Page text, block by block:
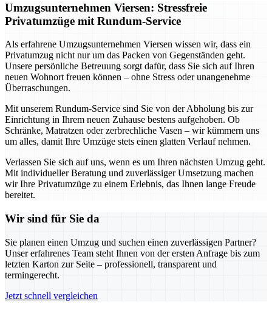
Umzugsunternehmen Viersen: Stressfreie
Privatumzüge mit Rundum-Service
Als erfahrene Umzugsunternehmen Viersen wissen wir, dass ein
Privatumzug nicht nur um das Packen von Gegenständen geht.
Unsere persönliche Betreuung sorgt dafür, dass Sie sich auf Ihren
neuen Wohnort freuen können – ohne Stress oder unangenehme
Überraschungen.
Mit unserem Rundum-Service sind Sie von der Abholung bis zur
Einrichtung in Ihrem neuen Zuhause bestens aufgehoben. Ob
Schränke, Matratzen oder zerbrechliche Vasen – wir kümmern uns
um alles, damit Ihre Umzüge stets einen glatten Verlauf nehmen.
Verlassen Sie sich auf uns, wenn es um Ihren nächsten Umzug geht.
Mit individueller Beratung und zuverlässiger Umsetzung machen
wir Ihre Privatumzüge zu einem Erlebnis, das Ihnen lange Freude
bereitet.
Wir sind für Sie da
Sie planen einen Umzug und suchen einen zuverlässigen Partner?
Unser erfahrenes Team steht Ihnen von der ersten Anfrage bis zum
letzten Karton zur Seite – professionell, transparent und
termingerecht.
Jetzt schnell vergleichen